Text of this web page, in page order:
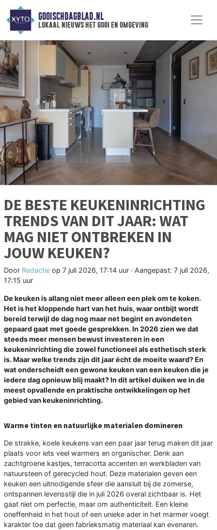
GOOISCHDAGBLAD.NL
lokaal nieuws het gooi en omgeving
DE BESTE KEUKENINRICHTING
TRENDS VAN DIT JAAR: WAT
MAG NIET ONTBREKEN IN
JOUW KEUKEN?
Door Redactie op 7 juli 2026, 17:14 uur · Aangepast: 7 juli 2026,
17:15 uur
De keuken is allang niet meer alleen een plek om te koken.
Het is het kloppende hart van het huis, waar ontbijt wordt
bereid terwijl de dag nog maar net begint en avondeten
gepaard gaat met goede gesprekken. In 2026 zien we dat
steeds meer mensen bewust investeren in een
keukeninrichting die zowel functioneel als esthetisch sterk
is. Maar welke trends zijn dit jaar écht de moeite waard? En
wat onderscheidt een gewone keuken van een keuken die je
iedere dag opnieuw blij maakt? In dit artikel duiken we in de
meest opvallende en praktische ontwikkelingen op het
gebied van keukeninrichting.
Warme tinten en natuurlijke materialen domineren
De strakke, koele keukens van een paar jaar terug maken dit jaar
plaats voor iets veel warmers en organischer. Denk aan
zachtgroene kastjes, terracotta accenten en werkbladen van
natuursteen of gerecycled hout. Deze materialen geven een
keuken een uitnodigende sfeer die aansluit bij de zomerse,
ontspannen levensstijl die in juli 2026 overal zichtbaar is. Het
gaat niet om perfectie, maar om authenticiteit. Een kleine
oneffenheid in het hout of een unieke ader in het marmer voegt
karakter toe dat geen fabrieksmatig materiaal kan evenaren.